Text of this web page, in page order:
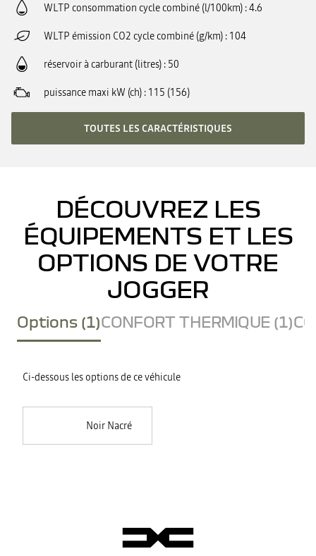
WLTP consommation cycle combiné (l/100km) 4.6
WLTP émission CO2 cycle combiné (g/km) 104
réservoir à carburant (litres) 50
puissance maxi kW (ch) 115 (156)
TOUTES LES CARACTÉRISTIQUES
DÉCOUVREZ LES
ÉQUIPEMENTS ET LES
OPTIONS DE VOTRE
JOGGER
Options (1)CONFORT THERMIQUE (1)
Ci-dessous les options de ce véhicule
Noir Nacré